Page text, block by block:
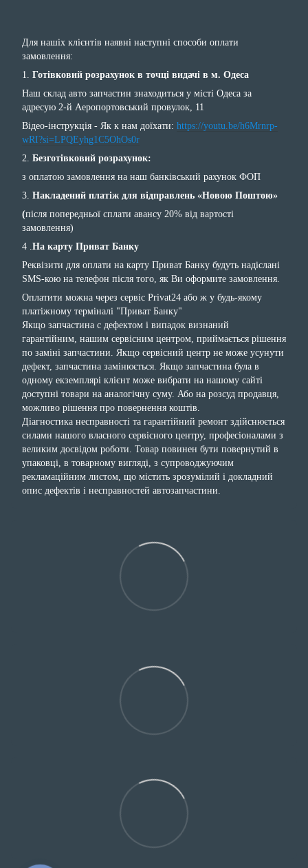
Для нашіх клієнтів наявні наступні способи оплати
замовлення:
1. Готівковий розрахунок в точці видачі в м. Одеса
Наш склад авто запчастин знаходиться у місті Одеса за
адресую 2-й Аеропортовський провулок, 11
Відео-інструкція - Як к нам доїхати: https://youtu.be/h6Mrnrp-
wRI?si=LPQEyhg1C5OhOs0r
2. Безготівковий розрахунок:
з оплатою замовлення на наш банківський рахунок ФОП
3. Накладений платіж для відправлень «Новою Поштою»
(після попередньої сплати авансу 20% від вартості
замовлення)
4 . На карту Приват Банку
Реквізити для оплати на карту Приват Банку будуть надіслані
SMS-кою на телефон після того, як Ви оформите замовлення.
Оплатити можна через сервіс Privat24 або ж у будь-якому
платіжному терміналі "Приват Банку"
Якщо запчастина с дефектом і випадок визнаний
гарантійним, нашим сервісним центром, приймається рішення
по заміні запчастини. Якщо сервісний центр не може усунути
дефект, запчастина замінюється. Якщо запчастина була в
одному екземплярі клієнт може вибрати на нашому сайті
доступні товари на аналогічну суму. Або на розсуд продавця,
можливо рішення про повернення коштів.
Діагностика несправності та гарантійний ремонт здійснюється
силами нашого власного сервісного центру, професіоналами з
великим досвідом роботи. Товар повинен бути повернутий в
упаковці, в товарному вигляді, з супроводжуючим
рекламаційним листом, що містить зрозумілий і докладний
опис дефектів і несправностей автозапчастини.